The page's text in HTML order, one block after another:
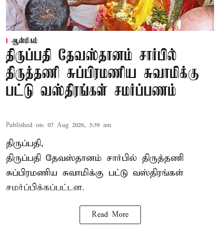
ஆன்மிகம்
திருப்பதி தேவஸ்தானம் சார்பில்
திருத்தணி சுப்பிரமணிய சுவாமிக்கு
பட்டு வஸ்திரங்கள் சமர்ப்பணம்
Published on: 07 Aug 2026, 5:39 am
திருப்பதி,
திருப்பதி தேவஸ்தானம் சார்பில் திருத்தணி
சுப்பிரமணிய சுவாமிக்கு பட்டு வஸ்திரங்கள்
சமர்ப்பிக்கப்பட்டன.
Read More